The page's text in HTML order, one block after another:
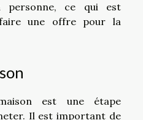
personne, ce qui est
une offre pour la
est une étape
Il est important de